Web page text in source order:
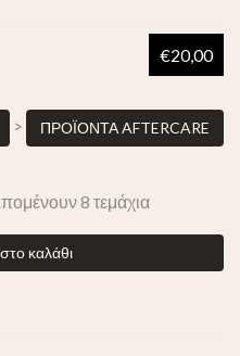
€20,00
> ΠΡΟΪΟΝΤΑ AFTERCARE
8 τεμάχια
καλάθι